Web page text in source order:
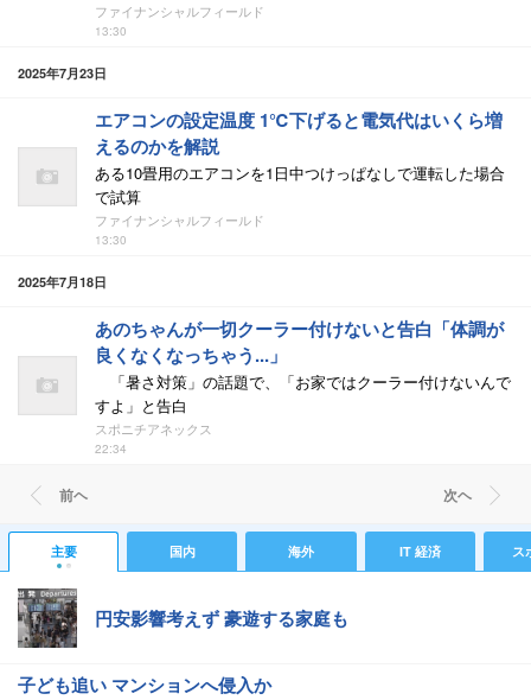
ファイナンシャルフィールド
13:30
2025年7月23日
エアコンの設定温度 1℃下げると電気代はいくら増
えるのかを解説
ある10畳用のエアコンを1日中つけっぱなしで運転した場合
で試算
ファイナンシャルフィールド
13:30
2025年7月18日
あのちゃんが一切クーラー付けないと告白「体調が
良くなくなっちゃう...」
「暑さ対策」の話題で、「お家ではクーラー付けないんで
すよ」と告白
スポニチアネックス
22:34
前ヘ 次ヘ
主要 国内 海外 IT 経済 ス
円安影響考えず 豪遊する家庭も
子ども追い マンションへ侵入か